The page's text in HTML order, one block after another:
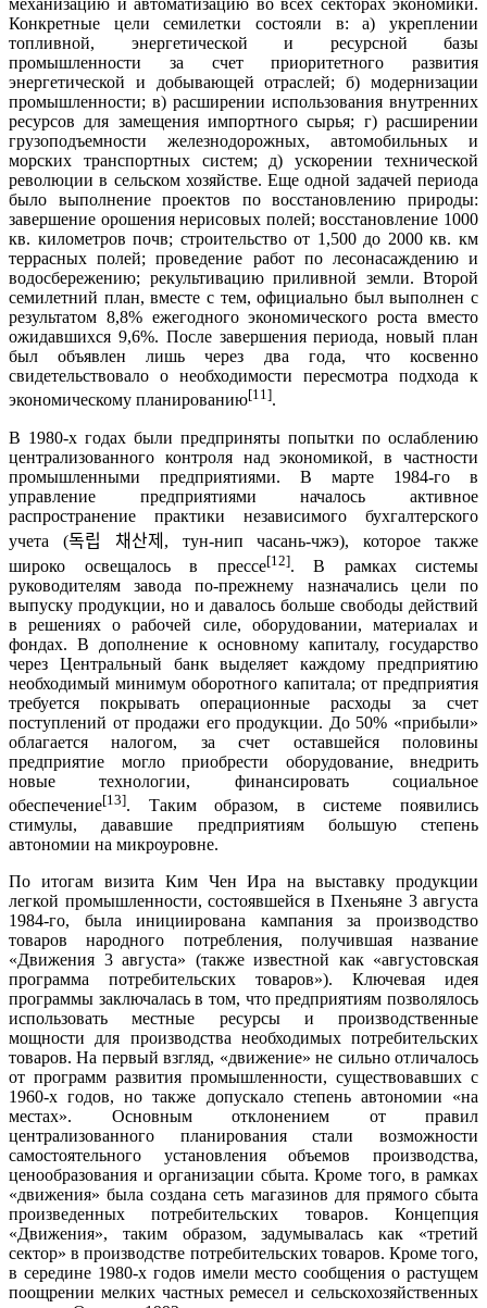
механизацию и автоматизацию во всех секторах экономики.
Конкретные цели семилетки состояли в: а) укреплении
топливной, энергетической и ресурсной базы
промышленности за счет приоритетного развития
энергетической и добывающей отраслей; б) модернизации
промышленности; в) расширении использования внутренних
ресурсов для замещения импортного сырья; г) расширении
грузоподъемности железнодорожных, автомобильных и
морских транспортных систем; д) ускорении технической
революции в сельском хозяйстве. Еще одной задачей периода
было выполнение проектов по восстановлению природы:
завершение орошения нерисовых полей; восстановление 1000
кв. километров почв; строительство от 1,500 до 2000 кв. км
террасных полей; проведение работ по лесонасаждению и
водосбережению; рекультивацию приливной земли. Второй
семилетний план, вместе с тем, официально был выполнен с
результатом 8,8% ежегодного экономического роста вместо
ожидавшихся 9,6%. После завершения периода, новый план
был объявлен лишь через два года, что косвенно
свидетельствовало о необходимости пересмотра подхода к
экономическому планированию[11].
В ​​1980-х годах были предприняты попытки по ослаблению
централизованного контроля над экономикой, в частности
промышленными предприятиями. В марте 1984-го в
управление предприятиями началось активное
распространение практики независимого бухгалтерского
учета (독립 채산제 , тун-нип часань-чжэ), которое также
широко освещалось в прессе[12]. В рамках системы
руководителям завода по-прежнему назначались цели по
выпуску продукции, но и давалось больше свободы действий
в решениях о рабочей силе, оборудовании, материалах и
фондах. В дополнение к основному капиталу, государство
через Центральный банк выделяет каждому предприятию
необходимый минимум оборотного капитала; от предприятия
требуется покрывать операционные расходы за счет
поступлений от продажи его продукции. До 50% «прибыли»
облагается налогом, за счет оставшейся половины
предприятие могло приобрести оборудование, внедрить
новые технологии, финансировать социальное
обеспечение[13]. Таким образом, в системе появились
стимулы, дававшие предприятиям большую степень
автономии на микроуровне.
По итогам визита Ким Чен Ира на выставку продукции
легкой промышленности, состоявшейся в Пхеньяне 3 августа
1984-го, была инициирована кампания за производство
товаров народного потребления, получившая название
«Движения 3 августа» (также известной как «августовская
программа потребительских товаров»). Ключевая идея
программы заключалась в том, что предприятиям позволялось
использовать местные ресурсы и производственные
мощности для производства необходимых потребительских
товаров. На первый взгляд, «движение» не сильно отличалось
от программ развития промышленности, существовавших с
1960-х годов, но также допускало степень автономии «на
местах». Основным отклонением от правил
централизованного планирования стали возможности
самостоятельного установления объемов производства,
ценообразования и организации сбыта. Кроме того, в рамках
«движения» была создана сеть магазинов для прямого сбыта
произведенных потребительских товаров. Концепция
«Движения», таким образом, задумывалась как «третий
сектор» в производстве потребительских товаров. Кроме того,
в середине 1980-х годов имели место сообщения о растущем
поощрении мелких частных ремесел и сельскохозяйственных